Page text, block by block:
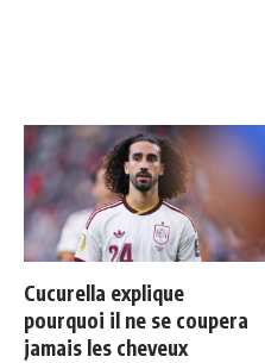
Cucurella explique
pourquoi il ne se coupera
jamais les cheveux